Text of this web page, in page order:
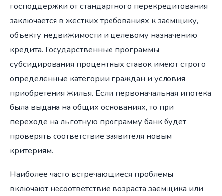
господдержки от стандартного перекредитования
заключается в жёстких требованиях к заёмщику,
объекту недвижимости и целевому назначению
кредита. Государственные программы
субсидирования процентных ставок имеют строго
определённые категории граждан и условия
приобретения жилья. Если первоначальная ипотека
была выдана на общих основаниях, то при
переходе на льготную программу банк будет
проверять соответствие заявителя новым
критериям.
Наиболее часто встречающиеся проблемы
включают несоответствие возраста заёмщика или